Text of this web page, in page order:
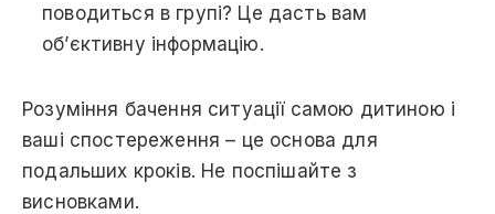
поводиться в групі? Це дасть вам
об’єктивну інформацію.
Розуміння бачення ситуації самою дитиною і
ваші спостереження – це основа для
подальших кроків. Не поспішайте з
висновками.